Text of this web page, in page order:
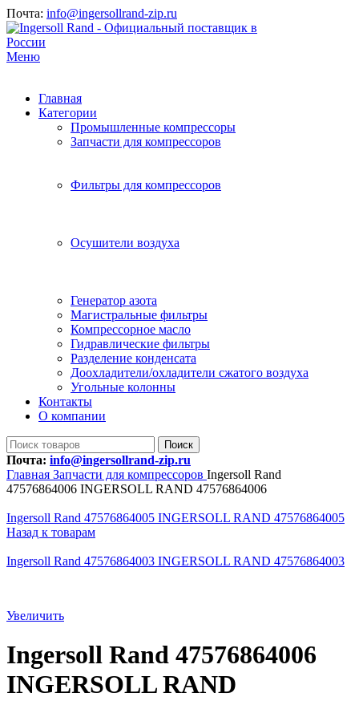
Почта: info@ingersollrand-zip.ru
Меню
Главная
Категории
Промышленные компрессоры
Запчасти для компрессоров
Фильтры для компрессоров
Осушители воздуха
Генератор азота
Магистральные фильтры
Компрессорное масло
Гидравлические фильтры
Разделение конденсата
Доохладители/охладители сжатого воздуха
Угольные колонны
Контакты
О компании
Поиск
Почта: info@ingersollrand-zip.ru
Главная Запчасти для компрессоров Ingersoll Rand
47576864006 INGERSOLL RAND 47576864006
Ingersoll Rand 47576864005 INGERSOLL RAND 47576864005
Назад к товарам
Ingersoll Rand 47576864003 INGERSOLL RAND 47576864003
Увеличить
Ingersoll Rand 47576864006
INGERSOLL RAND